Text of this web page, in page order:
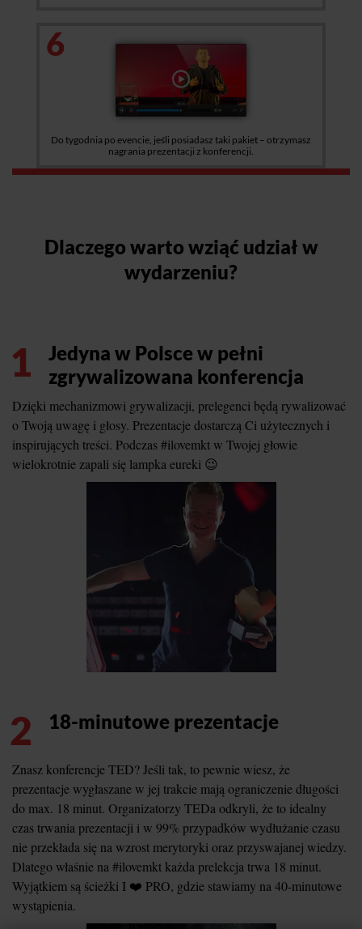
6
Do tygodnia po evencie, jeśli posiadasz taki pakiet – otrzymasz
nagrania prezentacji z konferencji.
Dlaczego warto wziąć udział w
wydarzeniu?
1
Jedyna w Polsce w pełni
zgrywalizowana konferencja
Dzięki mechanizmowi grywalizacji, prelegenci będą rywalizować
o Twoją uwagę i głosy. Prezentacje dostarczą Ci użytecznych i
inspirujących treści. Podczas #ilovemkt w Twojej głowie
wielokrotnie zapali się lampka eureki 😉
2 18-minutowe prezentacje
Znasz konferencje TED? Jeśli tak, to pewnie wiesz, że
prezentacje wygłaszane w jej trakcie mają ograniczenie długości
do max. 18 minut. Organizatorzy TEDa odkryli, że to idealny
czas trwania prezentacji i w 99% przypadków wydłużanie czasu
nie przekłada się na wzrost merytoryki oraz przyswajanej wiedzy.
Dlatego właśnie na #ilovemkt każda prelekcja trwa 18 minut.
Wyjątkiem są ścieżki I ❤️ PRO, gdzie stawiamy na 40-minutowe
wystąpienia.